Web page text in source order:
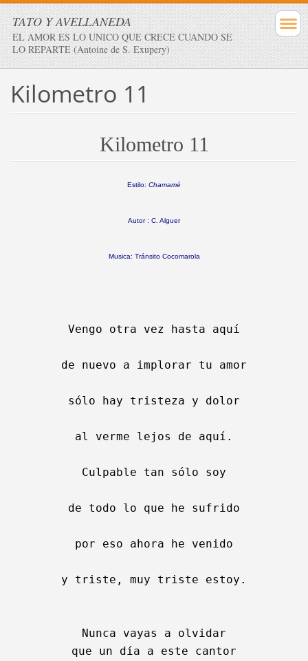
TATO Y AVELLANEDA
EL AMOR ES LO UNICO QUE CRECE CUANDO SE
LO REPARTE (Antoine de S. Exupery)
Kilometro 11
Kilometro 11
Estilo: Chamamé
Autor : C. Alguer
Musica: Tránsito Cocomarola
Vengo otra vez hasta aquí
de nuevo a implorar tu amor
sólo hay tristeza y dolor
al verme lejos de aquí.
Culpable tan sólo soy
de todo lo que he sufrido
por eso ahora he venido
y triste, muy triste estoy.
Nunca vayas a olvidar
que un día a este cantor